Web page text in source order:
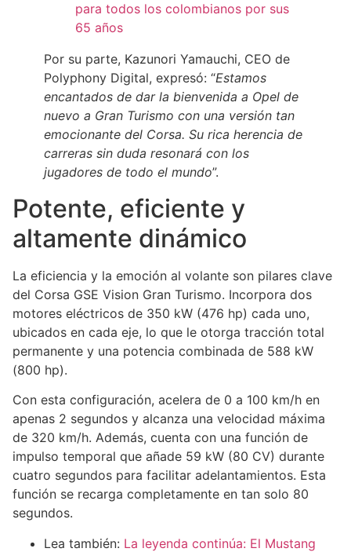
para todos los colombianos por sus
65 años
Por su parte, Kazunori Yamauchi, CEO de
Polyphony Digital, expresó: “Estamos
encantados de dar la bienvenida a Opel de
nuevo a Gran Turismo con una versión tan
emocionante del Corsa. Su rica herencia de
carreras sin duda resonará con los
jugadores de todo el mundo”.
Potente, eficiente y
altamente dinámico
La eficiencia y la emoción al volante son pilares clave
del Corsa GSE Vision Gran Turismo. Incorpora dos
motores eléctricos de 350 kW (476 hp) cada uno,
ubicados en cada eje, lo que le otorga tracción total
permanente y una potencia combinada de 588 kW
(800 hp).
Con esta configuración, acelera de 0 a 100 km/h en
apenas 2 segundos y alcanza una velocidad máxima
de 320 km/h. Además, cuenta con una función de
impulso temporal que añade 59 kW (80 CV) durante
cuatro segundos para facilitar adelantamientos. Esta
función se recarga completamente en tan solo 80
segundos.
Lea también: La leyenda continúa: El Mustang